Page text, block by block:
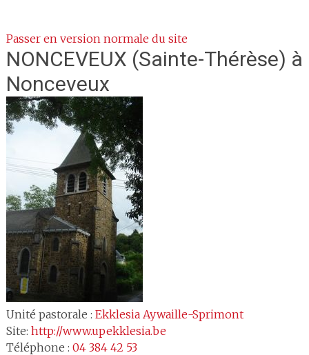
Passer en version normale du site
NONCEVEUX (Sainte-Thérèse) à
Nonceveux
Unité pastorale : Ekklesia Aywaille-Sprimont
Site: http://www.upekklesia.be
Téléphone : 04 384 42 53